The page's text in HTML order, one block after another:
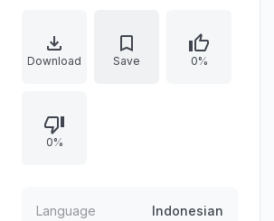
di Damaskus, dan Daulah Abbasiyah
di Baghdad. Disertai pengantar
bahwa sistem khilafah pernah jaya
dan dapat tegak kembali dalam
Download Save 0%
0%
Language
Indonesian